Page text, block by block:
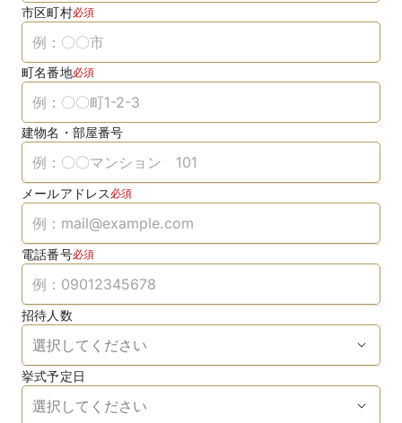
市区町村必須
町名番地必須
建物名・部屋番号
メールアドレス 必須
電話番号必須
招待人数
挙式予定日